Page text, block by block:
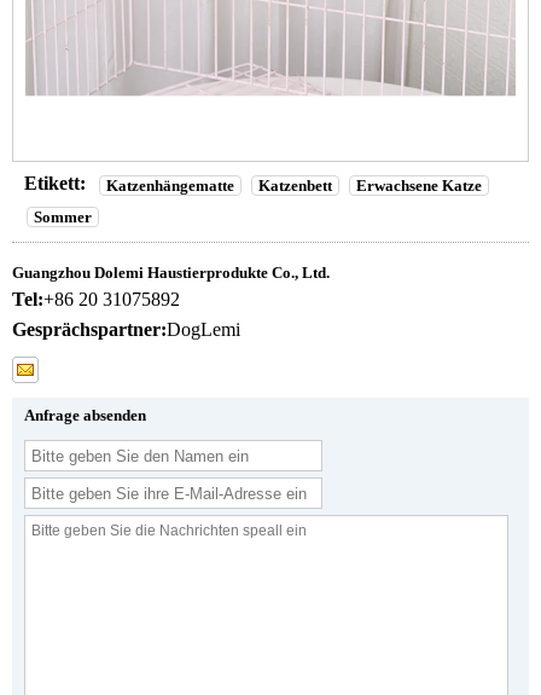
Etikett: Katzenhängematte Katzenbett
Erwachsene Katze
Sommer
Guangzhou Dolemi Haustierprodukte Co., Ltd.
Tel:+86 20 31075892
Gesprächspartner:DogLemi
Anfrage absenden